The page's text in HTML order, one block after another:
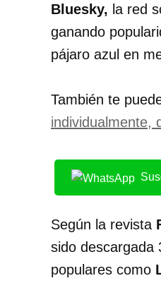
Bluesky, la red
ganando
pájaro azul en
También te
individualmente,
Según la revista
sido descargada
populares como